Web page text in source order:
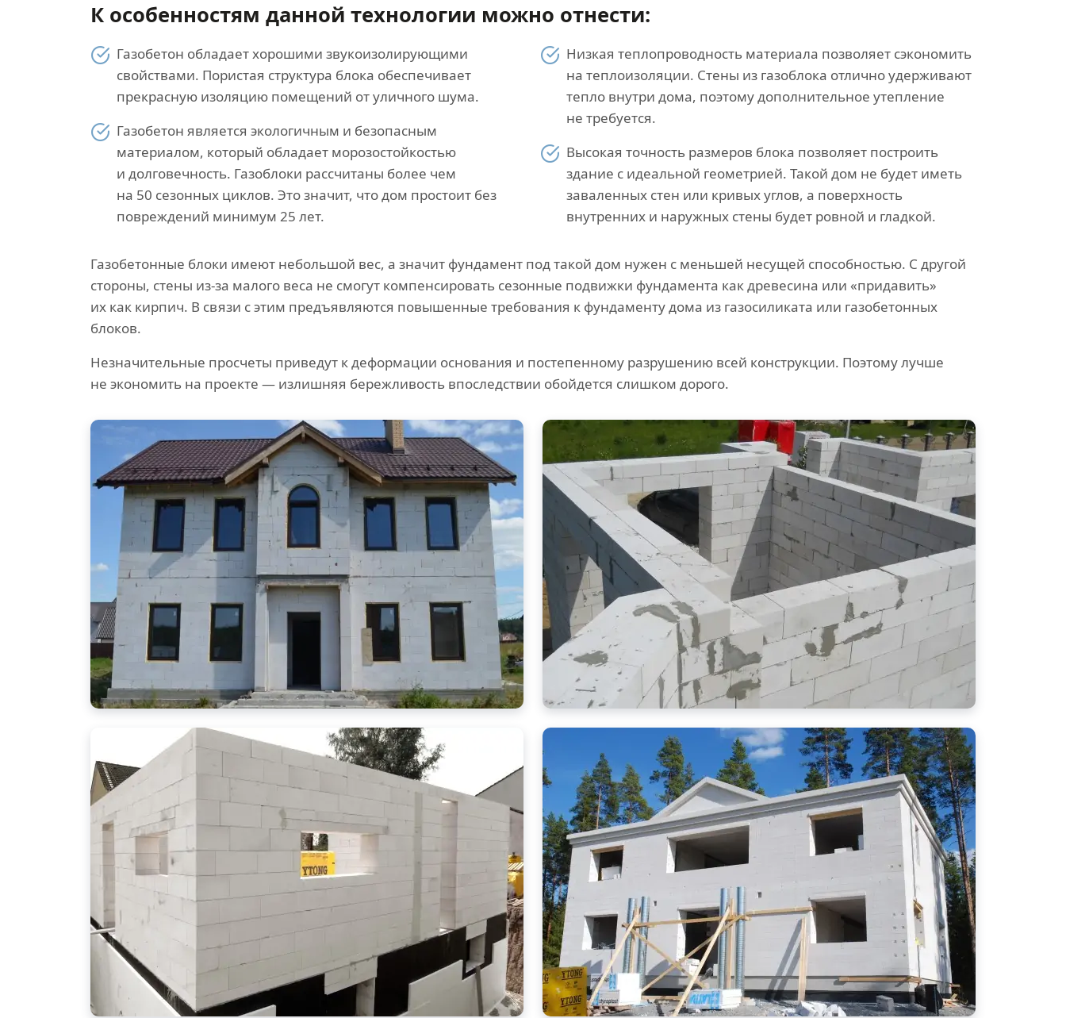
К особенностям данной технологии можно отнести:
Газобетон обладает хорошими звукоизолирующими
свойствами. Пористая структура блока обеспечивает
прекрасную изоляцию помещений от уличного шума.
Газобетон является экологичным и безопасным
материалом, который обладает морозостойкостью
и долговечность. Газоблоки рассчитаны более чем
на 50 сезонных циклов. Это значит, что дом простоит без
повреждений минимум 25 лет.
Низкая теплопроводность материала позволяет сэкономить
на теплоизоляции. Стены из газоблока отлично удерживают
тепло внутри дома, поэтому дополнительное утепление
не требуется.
Высокая точность размеров блока позволяет построить
здание с идеальной геометрией. Такой дом не будет иметь
заваленных стен или кривых углов, а поверхность
внутренних и наружных стены будет ровной и гладкой.
Газобетонные блоки имеют небольшой вес, а значит фундамент под такой дом нужен с меньшей несущей способностью. С другой
стороны, стены из-за малого веса не смогут компенсировать сезонные подвижки фундамента как древесина или «придавить»
их как кирпич. В связи с этим предъявляются повышенные требования к фундаменту дома из газосиликата или газобетонных
блоков.
Незначительные просчеты приведут к деформации основания и постепенному разрушению всей конструкции. Поэтому лучше
не экономить на проекте — излишняя бережливость впоследствии обойдется слишком дорого.